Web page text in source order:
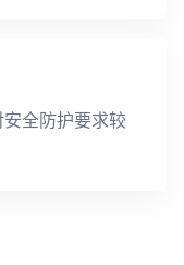
全防护要求较